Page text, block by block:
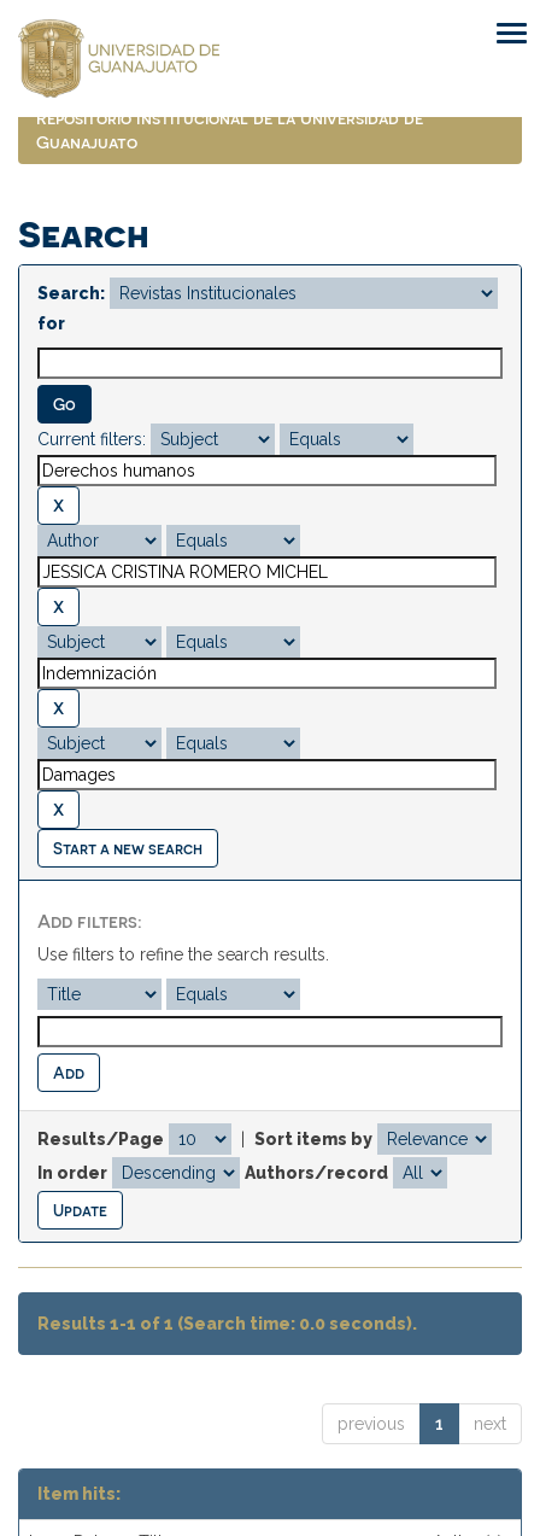
navigation
Repositorio Institucional de la Universidad de
Guanajuato
Search
Search:
for
Current filters:
Start a new search
Add filters:
Use filters to refine the search results.
Results/Page
Sort items by
In order
Authors/record
Results 1-1 of 1 (Search time: 0.0 seconds).
previous 1 next
Item hits: